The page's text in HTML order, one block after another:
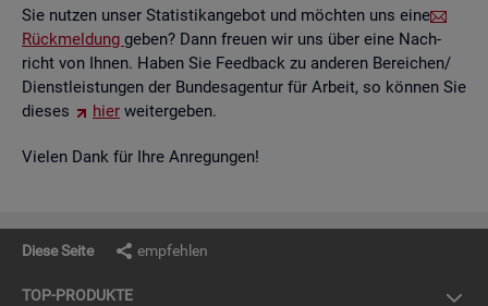
Sie nut­zen unser Sta­tis­tik­an­ge­bot und möch­ten uns eine
Rück­mel­dung geben? Dann freu­en wir uns über eine Nach­
richt von Ihnen. Haben Sie Feed­back zu an­de­ren Be­rei­chen/
Dienst­leis­tun­gen der Bun­des­agen­tur für Ar­beit, so kön­nen Sie
die­ses
hier wei­ter­ge­ben.
Vie­len Dank für Ihre An­re­gun­gen!
Diese Seite empfehlen
TOP-PRO­DUK­TE